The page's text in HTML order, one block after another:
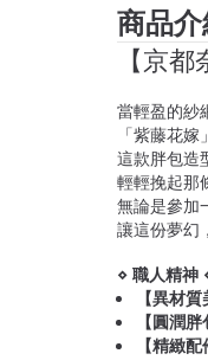
商品
【京
當輕盈的紗
「紫藤花
這款胖包造
輕輕挽起那
無論是參加
讓這份夢幻
⋄ 職人精神
【異材質
【圓潤胖
【精緻配